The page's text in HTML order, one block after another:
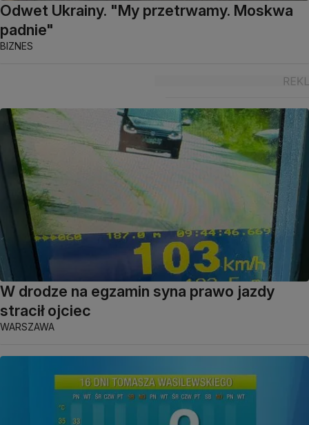
Odwet Ukrainy. "My przetrwamy. Moskwa
padnie"
BIZNES
W drodze na egzamin syna prawo jazdy
stracił ojciec
WARSZAWA